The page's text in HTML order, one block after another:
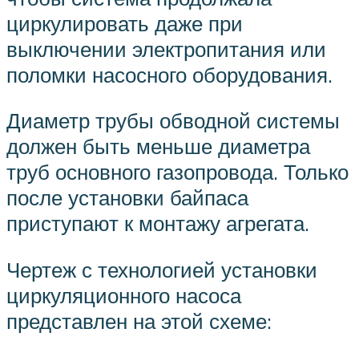
циркулировать даже при
выключении электропитания или
поломки насосного оборудования.
Диаметр трубы обводной системы
должен быть меньше диаметра
труб основного газопровода. Только
после установки байпаса
приступают к монтажу агрегата.
Чертеж с технологией установки
циркуляционного насоса
представлен на этой схеме: